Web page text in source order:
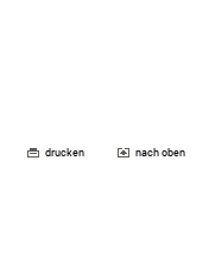
drucken nach oben